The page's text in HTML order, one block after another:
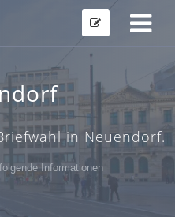
in Neuendorf.
Informationen